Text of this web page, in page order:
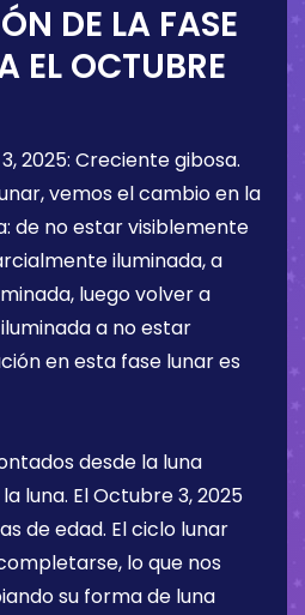
DE LA FASE
EL OCTUBRE
2025: Creciente gibosa.
vemos el cambio en la
de no estar visiblemente
iluminada, a
luego volver a
a no estar
en esta fase lunar es
desde la luna
luna. ElOctubre 3, 2025
de edad. El ciclo lunar
lo que nos
su forma de luna